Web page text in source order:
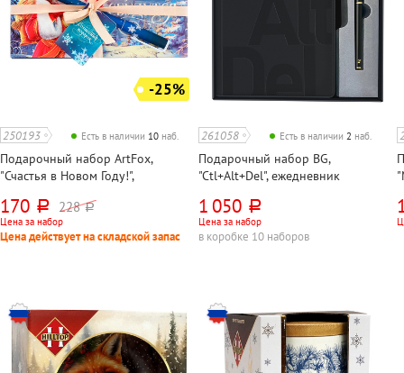
-25%
250193 Есть в наличии 10 наб.
Подарочный набор ArtFox,
"Счастья в Новом Году!",
170 руб. 228 руб.
Цена за набор
Цена действует на складской запас
261058 Есть в наличии 2 наб.
Подарочный набор BG,
"Ctl+Alt+Del", ежедневник
кожзам, А5, черный
1 050 руб.
Цена за набор
в коробке 10 наборов